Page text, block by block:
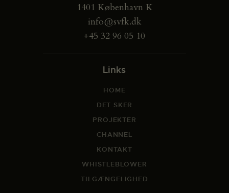
1401 København K
info@svfk.dk
+45 32 96 05 10
Links
HOME
DET SKER
PROJEKTER
CHANNEL
KONTAKT
WHISTLEBLOWER
TILGÆNGELIGHED